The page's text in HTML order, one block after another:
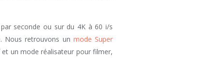
seconde ou sur du 4K à 60 i/s
Nous retrouvons un mode Super
un mode réalisateur pour filmer,